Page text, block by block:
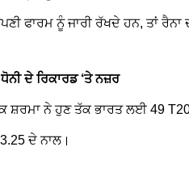
ਫਾਰਮ ਨੂੰ ਜਾਰੀ ਰੱਖਦੇ ਹਨ, ਤਾਂ ਰੈਨਾ
ਦੇ ਰਿਕਾਰਡ ‘ਤੇ ਨਜ਼ਰ
ਸ਼ਰਮਾ ਨੇ ਹੁਣ ਤੱਕ ਭਾਰਤ ਲਈ 49
ਦੇ ਨਾਲ।